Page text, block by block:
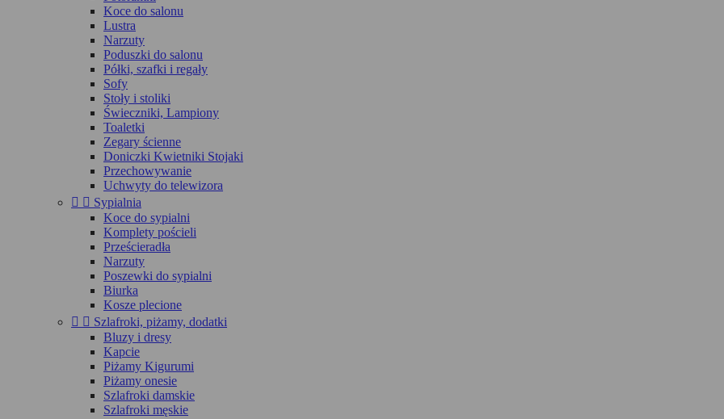
Koce do salonu
Lustra
Narzuty
Poduszki do salonu
Półki, szafki i regały
Sofy
Stoły i stoliki
Świeczniki, Lampiony
Toaletki
Zegary ścienne
Doniczki Kwietniki Stojaki
Przechowywanie
Uchwyty do telewizora
  Sypialnia
Koce do sypialni
Komplety pościeli
Prześcieradła
Narzuty
Poszewki do sypialni
Biurka
Kosze plecione
  Szlafroki, piżamy, dodatki
Bluzy i dresy
Kapcie
Piżamy Kigurumi
Piżamy onesie
Szlafroki damskie
Szlafroki męskie